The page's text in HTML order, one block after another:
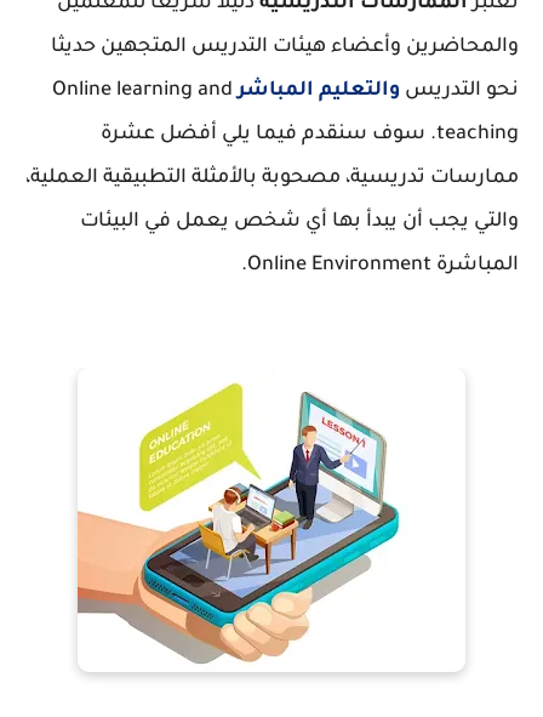
والمحاضرين وأعضاء هيئات التدريس المتجهين حديثا
نحو التدريس والتعليم المباشر Online learning and
teaching. سوف سنقدم فيما يلي أفضل عشرة
ممارسات تدريسية، مصحوبة بالأمثلة التطبيقية العملية،
والتي يجب أن يبدأ بها أي شخص يعمل في البيئات
المباشرة Online Environment.